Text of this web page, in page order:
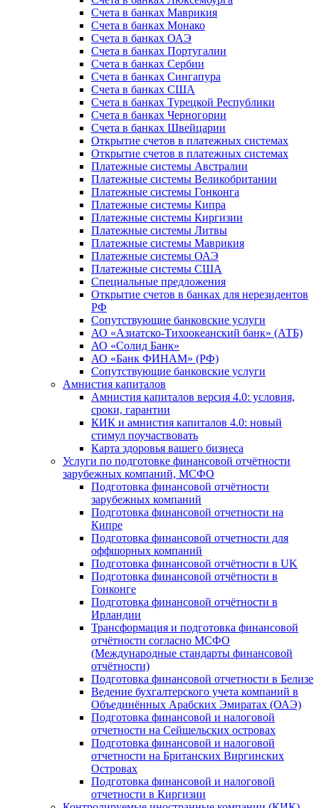
Счета в банках Маврикия
Счета в банках Монако
Счета в банках ОАЭ
Счета в банках Португалии
Счета в банках Сербии
Счета в банках Сингапура
Счета в банках США
Счета в банках Турецкой Республики
Счета в банках Черногории
Счета в банках Швейцарии
Открытие счетов в платежных системах
Открытие счетов в платежных системах
Платежные системы Австралии
Платежные системы Великобритании
Платежные системы Гонконга
Платежные системы Кипра
Платежные системы Киргизии
Платежные системы Литвы
Платежные системы Маврикия
Платежные системы ОАЭ
Платежные системы США
Специальные предложения
Открытие счетов в банках для нерезидентов
РФ
Сопутствующие банковские услуги
АО «Азиатско-Тихоокеанский банк» (АТБ)
АО «Солид Банк»
АО «Банк ФИНАМ» (РФ)
Сопутствующие банковские услуги
Амнистия капиталов
Амнистия капиталов версия 4.0: условия,
сроки, гарантии
КИК и амнистия капиталов 4.0: новый
стимул поучаствовать
Карта здоровья вашего бизнеса
Услуги по подготовке финансовой отчётности
зарубежных компаний, МСФО
Подготовка финансовой отчётности
зарубежных компаний
Подготовка финансовой отчетности на
Кипре
Подготовка финансовой отчетности для
оффшорных компаний
Подготовка финансовой отчётности в UK
Подготовка финансовой отчётности в
Гонконге
Подготовка финансовой отчётности в
Ирландии
Трансформация и подготовка финансовой
отчётности согласно МСФО
(Международные стандарты финансовой
отчётности)
Подготовка финансовой отчетности в Белизе
Ведение бухгалтерского учета компаний в
Объединённых Арабских Эмиратах (ОАЭ)
Подготовка финансовой и налоговой
отчетности на Сейшельских островах
Подготовка финансовой и налоговой
отчетности на Британских Виргинских
Островах
Подготовка финансовой и налоговой
отчетности в Киргизии